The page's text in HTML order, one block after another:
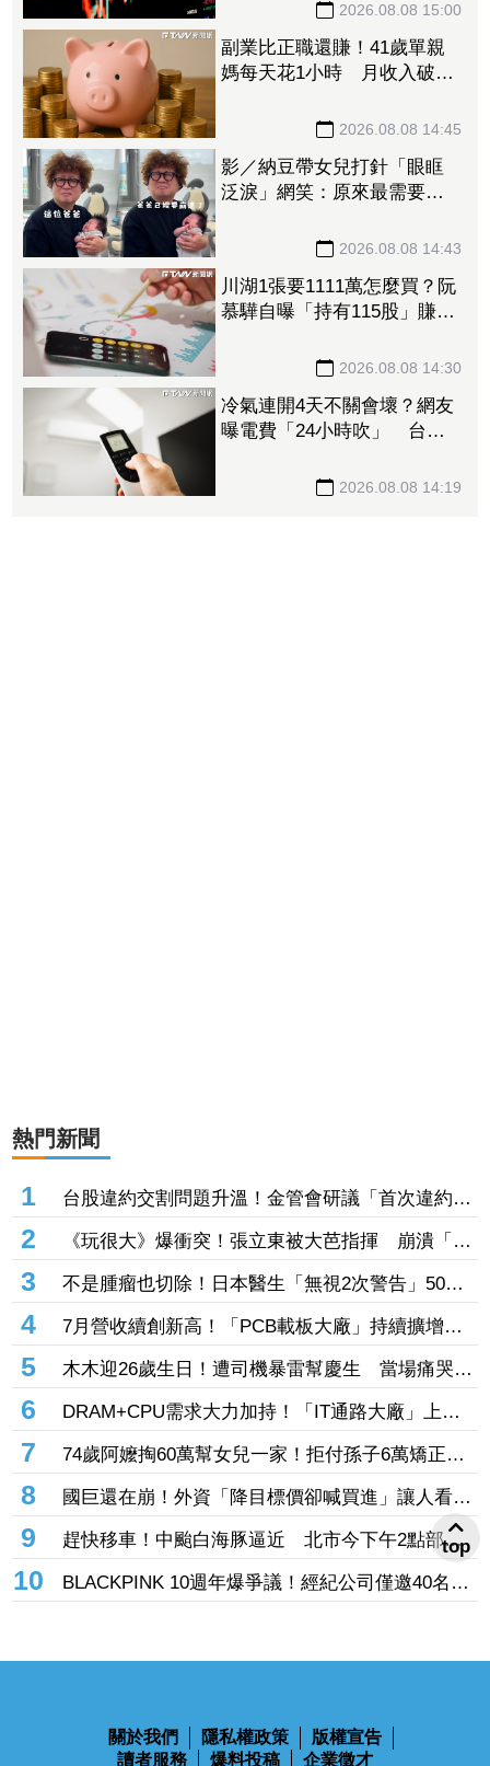
2026.08.08 15:00
副業比正職還賺！41歲單親
媽每天花1小時 月收入破百
2026.08.08 14:45
影／納豆帶女兒打針「眼眶
泛淚」網笑：原來最需要安
2026.08.08 14:43
川湖1張要1111萬怎麼買？阮
慕驊自曝「持有115股」賺近
2026.08.08 14:30
冷氣連開4天不關會壞？網友
曝電費「24小時吹」 台電
2026.08.08 14:19
熱門新聞
1
台股違約交割問題升溫！金管會研議「首次違約即
預收款券」 投資人炸鍋：乾脆改T+0
2
《玩很大》爆衝突！張立東被大芭指揮 崩潰「把
我當狗使喚嗎」
3
不是腫瘤也切除！日本醫生「無視2次警告」50多
歲婦四肢癱瘓 院方鞠躬謝罪
4
7月營收續創新高！「PCB載板大廠」持續擴增產
能 高階訂單、價格調漲帶旺下半年
5
木木迎26歲生日！遭司機暴雷幫慶生 當場痛哭許
願「我要當電影女主角」
6
DRAM+CPU需求大力加持！「IT通路大廠」上月
營收年增102% 昨股價死守79元防線
7
74歲阿嬤掏60萬幫女兒一家！拒付孫子6萬矯正
費 2個月幾乎斷聯
8
國巨還在崩！外資「降目標價卻喊買進」讓人看
傻 達人「3指標」分析：估值合理修正
9
趕快移車！中颱白海豚逼近 北市今下午2點部分
水門只出不進「晚間8點關閉」
10
BLACKPINK 10週年爆爭議！經紀公司僅邀40名粉
絲同樂 Jisoo親道歉：心情很沉重
關於我們 隱私權政策
版權宣告
讀者服務
爆料投稿 企業徵才
top